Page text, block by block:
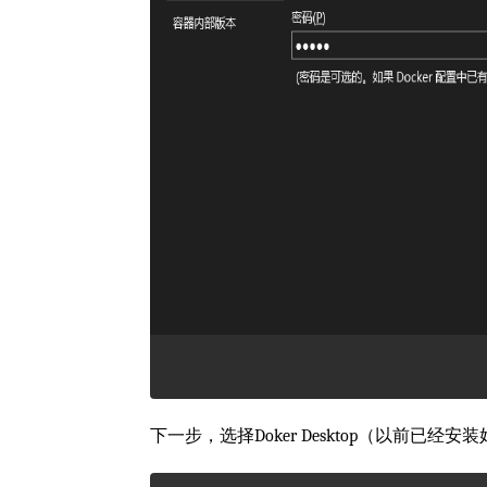
下一步，选择Doker Desktop（以前已经安装